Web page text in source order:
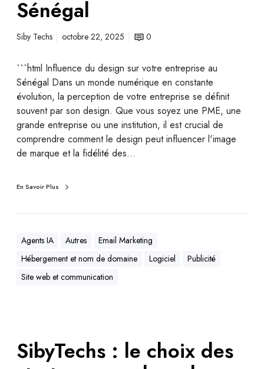
Sénégal
Siby Techs octobre 22, 2025 0
```html Influence du design sur votre entreprise au
Sénégal Dans un monde numérique en constante
évolution, la perception de votre entreprise se définit
souvent par son design. Que vous soyez une PME, une
grande entreprise ou une institution, il est crucial de
comprendre comment le design peut influencer l'image
de marque et la fidélité des…
En Savoir Plus
Agents IA Autres
Email Marketing
Hébergement et nom de domaine
Logiciel
Publicité
Site web et communication
SibyTechs : le choix des